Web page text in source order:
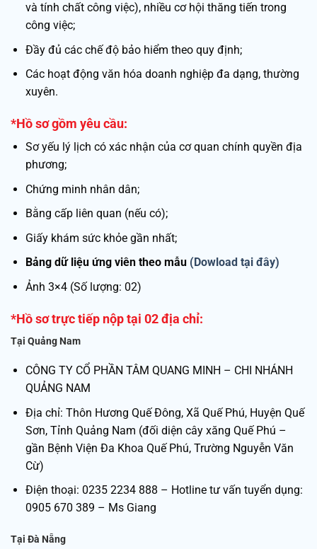
và tính chất công việc), nhiều cơ hội thăng tiến trong
công việc;
Đầy đủ các chế độ bảo hiểm theo quy định;
Các hoạt động văn hóa doanh nghiệp đa dạng, thường
xuyên.
*Hồ sơ gồm yêu cầu:
Sơ yếu lý lịch có xác nhận của cơ quan chính quyền địa
phương;
Chứng minh nhân dân;
Bằng cấp liên quan (nếu có);
Giấy khám sức khỏe gần nhất;
Bảng dữ liệu ứng viên theo mẫu (Dowload tại đây)
Ảnh 3×4 (Số lượng: 02)
*Hồ sơ trực tiếp nộp tại 02 địa chỉ:
Tại Quảng Nam
CÔNG TY CỔ PHẦN TÂM QUANG MINH – CHI NHÁNH
QUẢNG NAM
Địa chỉ: Thôn Hương Quế Đông, Xã Quế Phú, Huyện Quế
Sơn, Tỉnh Quảng Nam (đối diện cây xăng Quế Phú –
gần Bệnh Viện Đa Khoa Quế Phú, Trường Nguyễn Văn
Cừ)
Điện thoại: 0235 2234 888 – Hotline tư vấn tuyển dụng:
0905 670 389 – Ms Giang
Tại Đà Nẵng